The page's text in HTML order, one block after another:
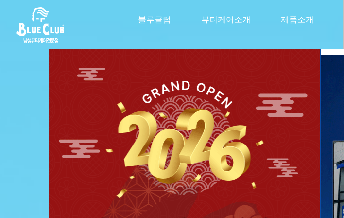
블루클럽 뷰티케어소개 제품소개
신제품 스파클링 라인 출신
극강의 시원함을 선사하다
두피 속까지 톡! 쏘는